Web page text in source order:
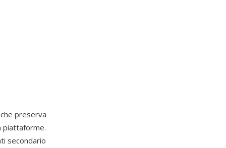
preserva
piattaforme.
secondario